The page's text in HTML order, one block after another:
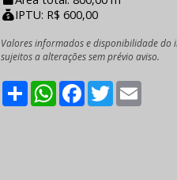
IPTU: R$ 600,00
Valores informados e disponibilidade do
sujeitos a alterações sem prévio aviso.
ShareWhatsApp
Facebook
Twitter